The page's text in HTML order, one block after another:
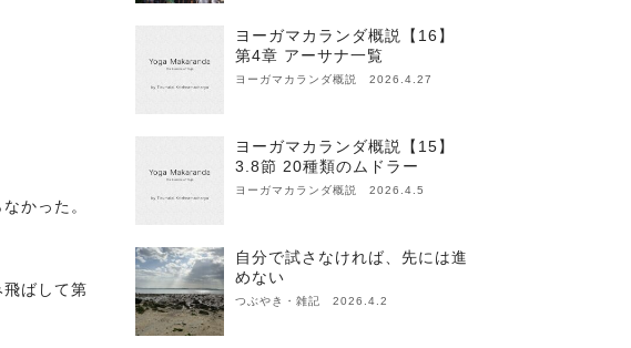
かった。
ばして第
ヨーガマカランダ概説【16】
第4章 アーサナ一覧
ヨーガマカランダ概説 2026.4.27
ヨーガマカランダ概説【15】
3.8節 20種類のムドラー
ヨーガマカランダ概説 2026.4.5
自分で試さなければ、先には進
めない
つぶやき・雑記 2026.4.2